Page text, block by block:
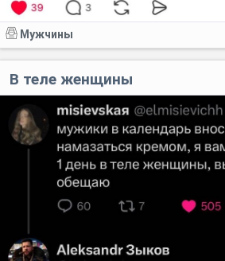
Мужчины
В теле женщины